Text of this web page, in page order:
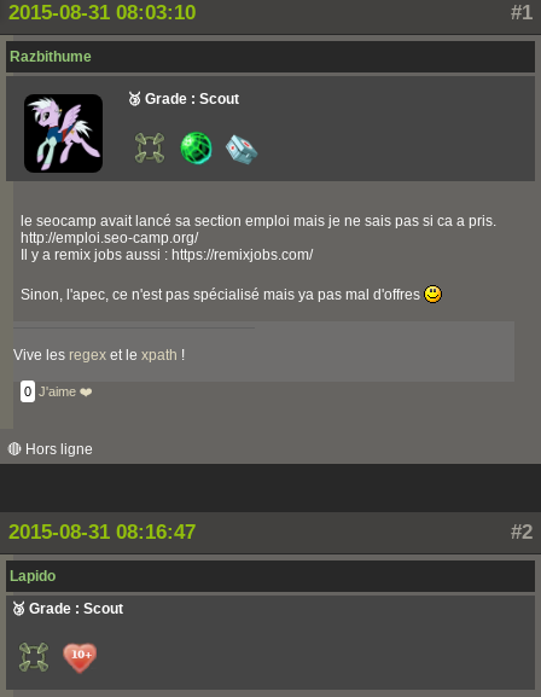
#1
2015-08-31 08:03:10
Razbithume
🥉 Grade : Scout
le seocamp avait lancé sa section emploi mais je ne sais pas si ca a pris.
http://emploi.seo-camp.org/
Il y a remix jobs aussi : https://remixjobs.com/
Sinon, l'apec, ce n'est pas spécialisé mais ya pas mal d'offres
Vive les regex et le xpath !
0 J'aime ❤️
🔴 Hors ligne
#2
2015-08-31 08:16:47
Lapido
🥉 Grade : Scout